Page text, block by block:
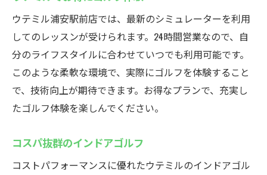
ウテミル浦安駅前店では、最新のシミュレーターを利用
してのレッスンが受けられます。24時間営業なので、自
分のライフスタイルに合わせていつでも利用可能です。
このような柔軟な環境で、実際にゴルフを体験すること
で、技術向上が期待できます。お得なプランで、充実し
たゴルフ体験を楽しんでください。
コスパ抜群のインドアゴルフ
コストパフォーマンスに優れたウテミルのインドアゴル